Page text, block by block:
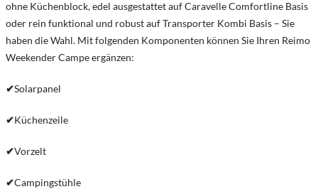
ohne Küchenblock, edel ausgestattet auf Caravelle Comfortline Basis
oder rein funktional und robust auf Transporter Kombi Basis – Sie
haben die Wahl. Mit folgenden Komponenten können Sie Ihren Reimo
Weekender Campe ergänzen:
✔Solarpanel
✔Küchenzeile
✔Vorzelt
✔Campingstühle